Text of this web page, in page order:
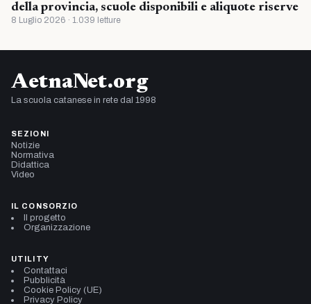
della provincia, scuole disponibili e aliquote riserve
8 Luglio 2026 · 1.039 letture
AetnaNet.org
La scuola catanese in rete dal 1998
SEZIONI
Notizie
Normativa
Didattica
Video
IL CONSORZIO
Il progetto
Organizzazione
UTILITY
Contattaci
Pubblicità
Cookie Policy (UE)
Privacy Policy